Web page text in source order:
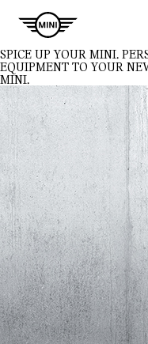
SPICE UP YOUR MINI.
EQUIPMENT TO YOUR
MINI.